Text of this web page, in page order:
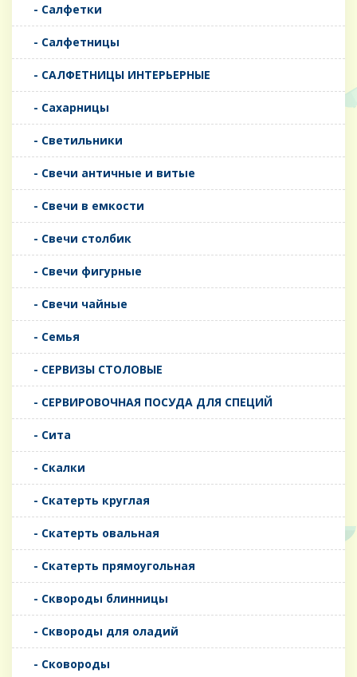
- Салфетки
- Салфетницы
- САЛФЕТНИЦЫ ИНТЕРЬЕРНЫЕ
- Сахарницы
- Светильники
- Свечи античные и витые
- Свечи в емкости
- Свечи столбик
- Свечи фигурные
- Свечи чайные
- Семья
- СЕРВИЗЫ СТОЛОВЫЕ
- СЕРВИРОВОЧНАЯ ПОСУДА ДЛЯ СПЕЦИЙ
- Сита
- Скалки
- Скатерть круглая
- Скатерть овальная
- Скатерть прямоугольная
- Сквороды блинницы
- Сквороды для оладий
- Сковороды